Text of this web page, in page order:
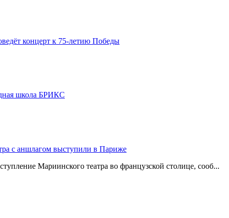
концерт к 75-летию Победы
школа БРИКС
с аншлагом выступили в Париже
Мариинского театра во французской столице, сооб...